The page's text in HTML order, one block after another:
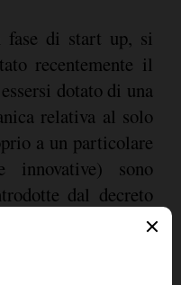
fase di start up, si
recentemente il
dotato di una
relativa al solo
a un particolare
sono
dal decreto
che ha regolato
(Spa, Srl o